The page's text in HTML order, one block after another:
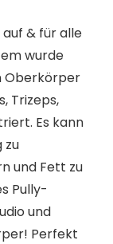
auf & für alle
wurde
Oberkörper
Trizeps,
Es kann
zu
und Fett zu
Pully-
und
Perfekt